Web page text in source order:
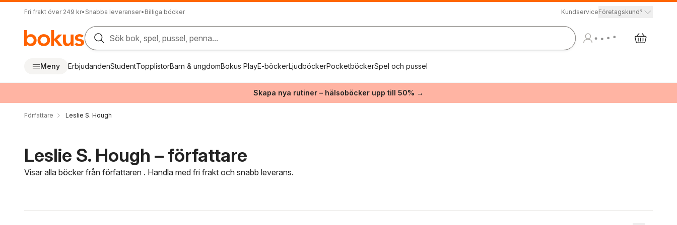
Fri frakt över 249 kr• Snabba leveranser• Billiga böcker KundserviceFöretagskund?
Sök bok, spel, pussel, penna...
Meny ErbjudandenStudentTopplistorBarn & ungdomBokus PlayE-böckerLjudböckerPocketböckerSpel och pussel
Skapa nya rutiner – hälsoböcker upp till 50% →
Författare Leslie S. Hough
Leslie S. Hough – författare
Visar alla böcker från författaren . Handla med fri frakt och snabb leverans.